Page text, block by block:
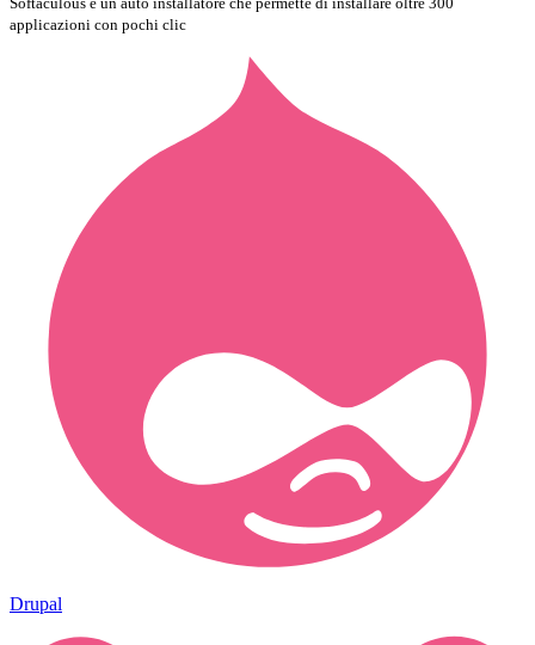
applicazioni con pochi clic
Drupal